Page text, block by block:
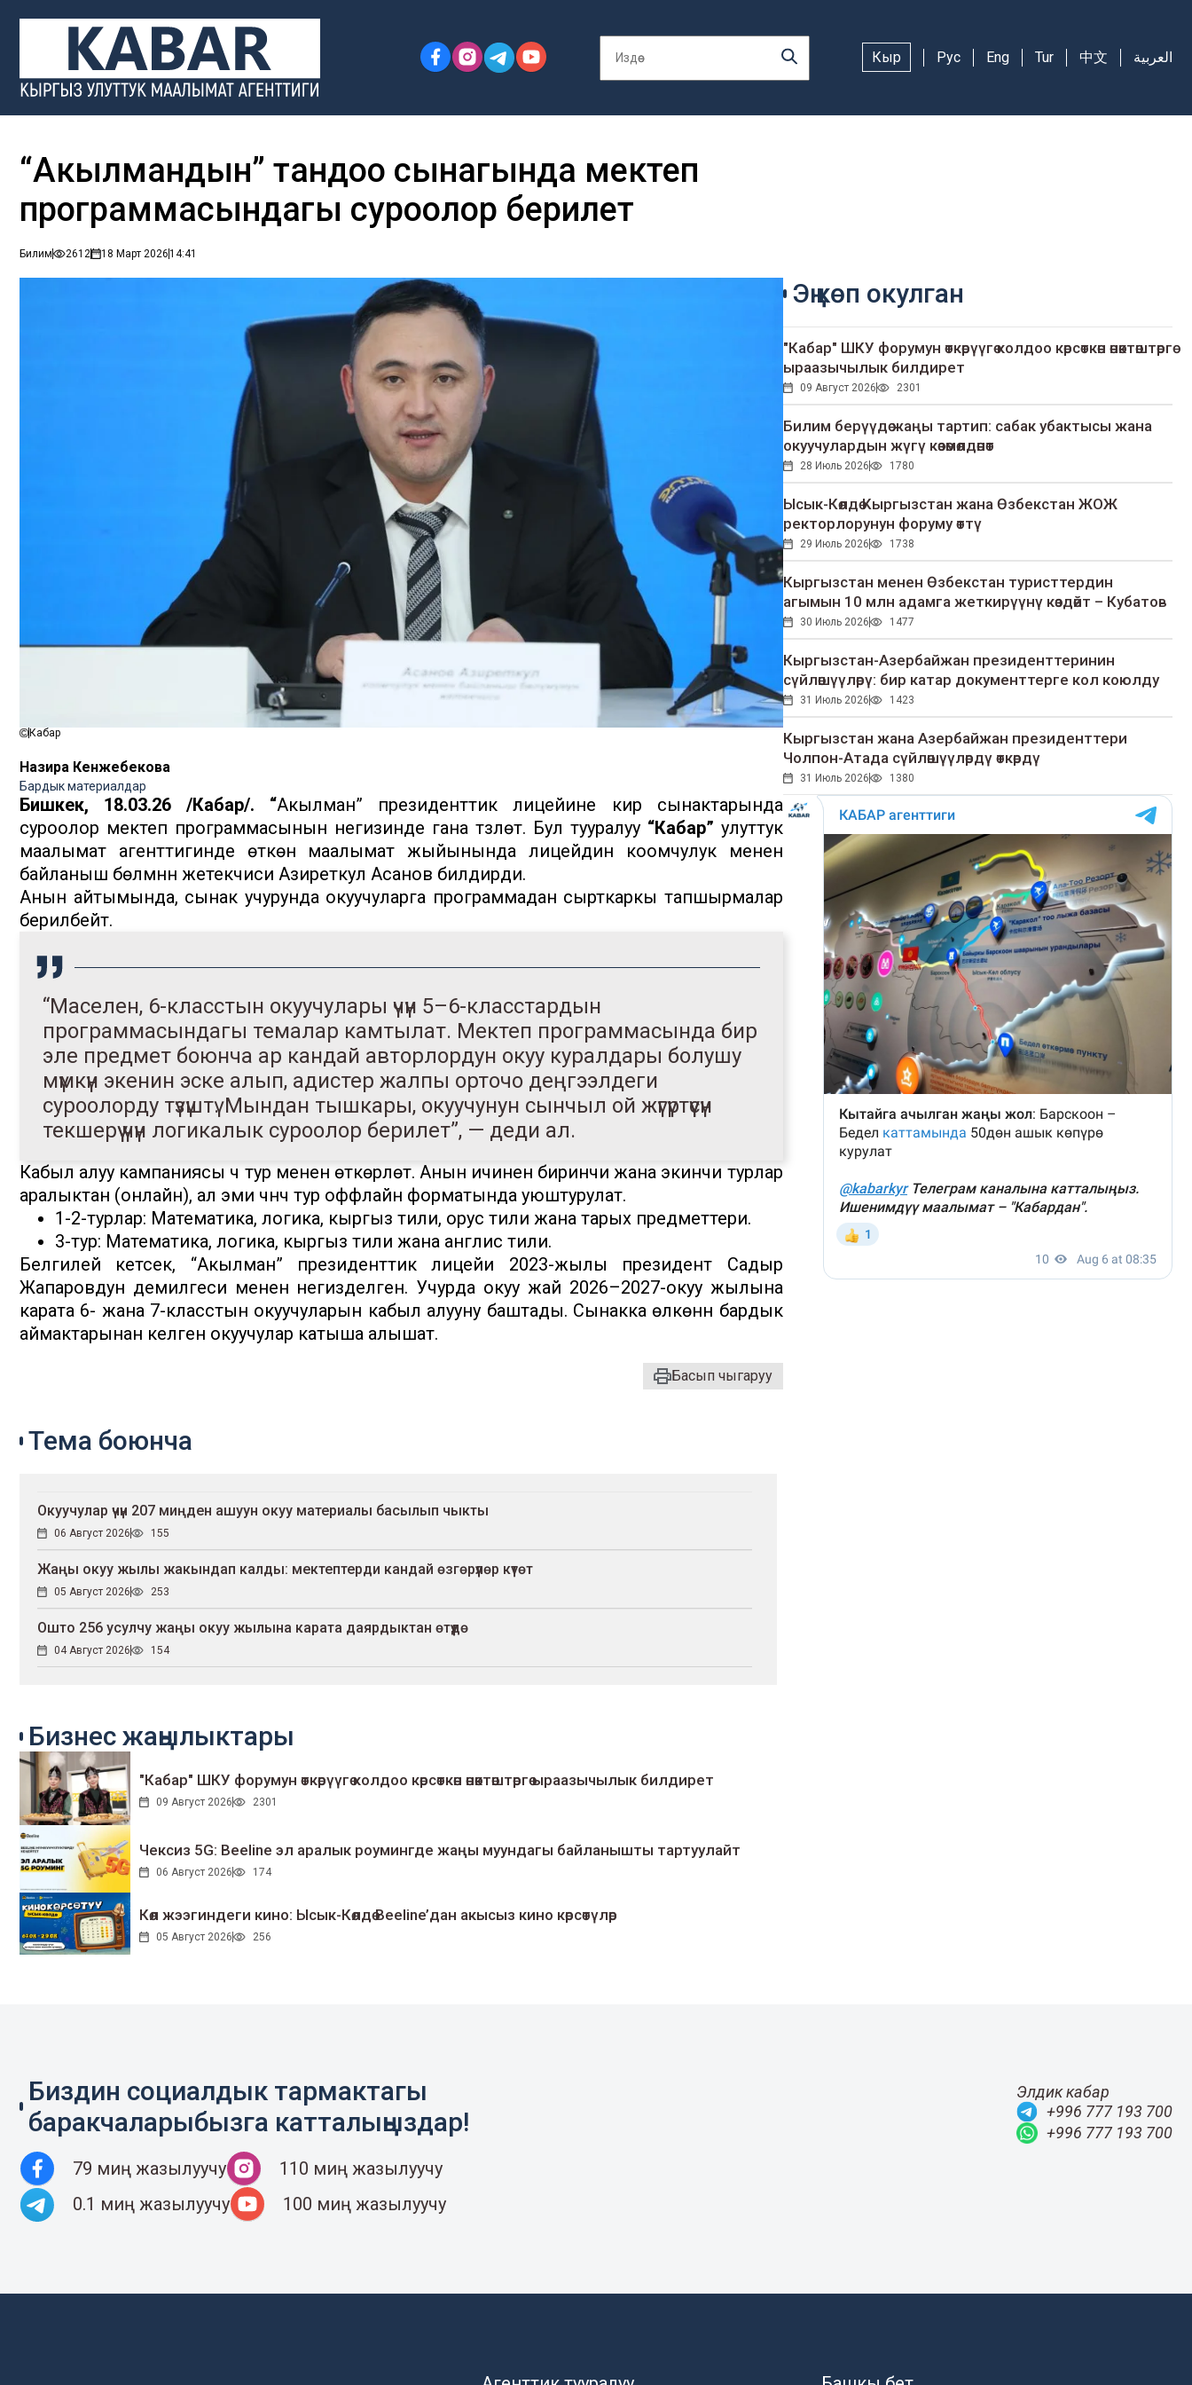
Кыр Рус Eng Tur 中文 العربية
“Акылмандын” тандоо сынагында мектеп
программасындагы суроолор берилет
Билим 2612 18 Март 202614:41
Кабар
Назира Кенжебекова
Бардык материалдар
Бишкек, 18.03.26 /Кабар/. “Акылман” президенттик лицейине кирүү сынактарында
суроолор мектеп программасынын негизинде гана түзүлөт. Бул тууралуу “Кабар” улуттук
маалымат агенттигинде өткөн маалымат жыйынында лицейдин коомчулук менен
байланыш бөлүмүнүн жетекчиси Азиреткул Асанов билдирди.
Анын айтымында, сынак учурунда окуучуларга программадан сырткаркы тапшырмалар
берилбейт.
“Маселен, 6-класстын окуучулары үчүн 5–6-класстардын
программасындагы темалар камтылат. Мектеп программасында бир
эле предмет боюнча ар кандай авторлордун окуу куралдары болушу
мүмкүн экенин эске алып, адистер жалпы орточо деңгээлдеги
суроолорду түзүштү. Мындан тышкары, окуучунун сынчыл ой жүгүртүүсүн
текшерүү үчүн логикалык суроолор берилет”, — деди ал.
Кабыл алуу кампаниясы үч тур менен өткөрүлөт. Анын ичинен биринчи жана экинчи турлар
аралыктан (онлайн), ал эми үчүнчү тур оффлайн форматында уюштурулат.
1-2-турлар: Математика, логика, кыргыз тили, орус тили жана тарых предметтери.
3-тур: Математика, логика, кыргыз тили жана англис тили.
Белгилей кетсек, “Акылман” президенттик лицейи 2023-жылы президент Садыр
Жапаровдун демилгеси менен негизделген. Учурда окуу жай 2026–2027-окуу жылына
карата 6- жана 7-класстын окуучуларын кабыл алууну баштады. Сынакка өлкөнүн бардык
аймактарынан келген окуучулар катыша алышат.
Басып чыгаруу
Эң көп окулган
"Кабар" ШКУ форумун өткөрүүгө колдоо көрсөткөн өнөктөштөргө
ыраазычылык билдирет
09 Август 2026 2301
Билим берүүдө жаңы тартип: сабак убактысы жана
окуучулардын жүгү көзөмөлдөнөт
28 Июль 2026 1780
Ысык-Көлдө Кыргызстан жана Өзбекстан ЖОЖ
ректорлорунун форуму өттү
29 Июль 2026 1738
Кыргызстан менен Өзбекстан туристтердин
агымын 10 млн адамга жеткирүүнү көздөйт – Кубатов
30 Июль 2026 1477
Кыргызстан-Азербайжан президенттеринин
сүйлөшүүлөрү: бир катар документтерге кол коюлду
31 Июль 2026 1423
Кыргызстан жана Азербайжан президенттери
Чолпон-Атада сүйлөшүүлөрдү өткөрдү
31 Июль 2026 1380
Тема боюнча
Окуучулар үчүн 207 миңден ашуун окуу материалы басылып чыкты
06 Август 2026 155
Жаңы окуу жылы жакындап калды: мектептерди кандай өзгөрүүлөр күтөт
05 Август 2026 253
Ошто 256 усулчу жаңы окуу жылына карата даярдыктан өтүүдө
04 Август 2026 154
Бизнес жаңылыктары
"Кабар" ШКУ форумун өткөрүүгө колдоо көрсөткөн өнөктөштөргө ыраазычылык билдирет
09 Август 2026 2301
Чексиз 5G: Beeline эл аралык роумингде жаңы муундагы байланышты тартуулайт
06 Август 2026 174
Көл жээгиндеги кино: Ысык-Көлдө Beeline’дан акысыз кино көрсөтүлөр
05 Август 2026 256
Биздин социалдык тармактагы
баракчаларыбызга катталыңыздар!
79 миң жазылуучу
110 миң жазылуучу
0.1 миң жазылуучу
100 миң жазылуучу
Элдик кабар
+996 777 193 700
+996 777 193 700